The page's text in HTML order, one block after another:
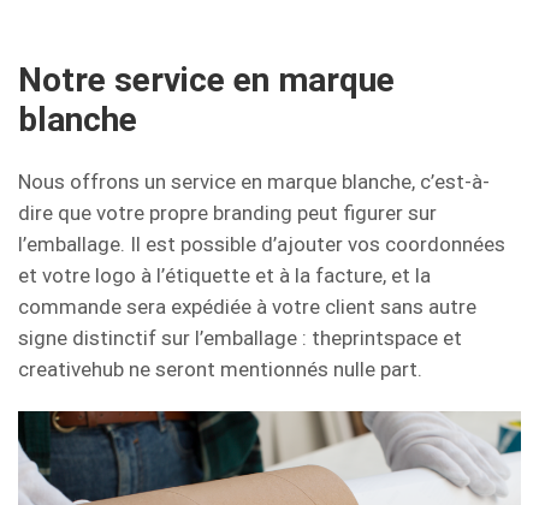
Notre service en marque
blanche
Nous offrons un service en marque blanche, c’est-à-
dire que votre propre branding peut figurer sur
l’emballage. Il est possible d’ajouter vos coordonnées
et votre logo à l’étiquette et à la facture, et la
commande sera expédiée à votre client sans autre
signe distinctif sur l’emballage : theprintspace et
creativehub ne seront mentionnés nulle part.